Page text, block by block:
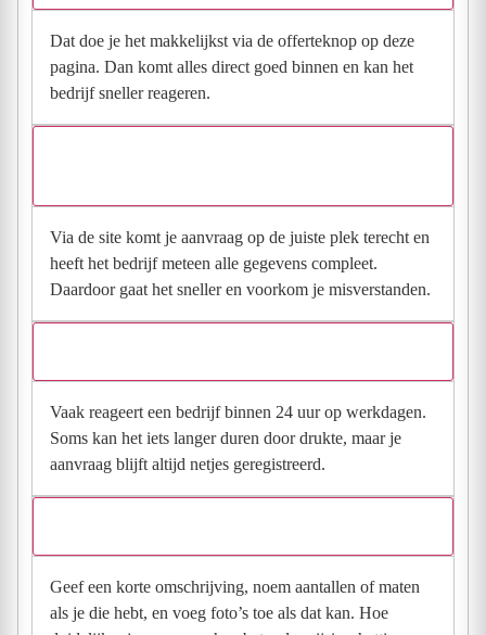
Dat doe je het makkelijkst via de offerteknop op deze
pagina. Dan komt alles direct goed binnen en kan het
bedrijf sneller reageren.
Via de site komt je aanvraag op de juiste plek terecht en
heeft het bedrijf meteen alle gegevens compleet.
Daardoor gaat het sneller en voorkom je misverstanden.
Vaak reageert een bedrijf binnen 24 uur op werkdagen.
Soms kan het iets langer duren door drukte, maar je
aanvraag blijft altijd netjes geregistreerd.
Geef een korte omschrijving, noem aantallen of maten
als je die hebt, en voeg foto’s toe als dat kan. Hoe